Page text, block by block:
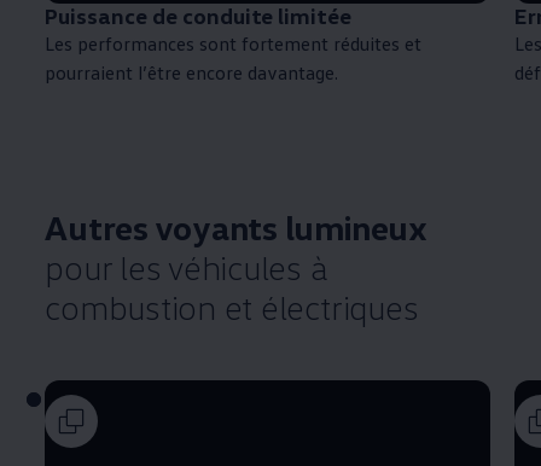
Puissance de conduite limitée
Les performances sont fortement réduites et
pourraient l’être encore davantage.
Autres voyants lumineux
pour les véhicules à
combustion et électriques